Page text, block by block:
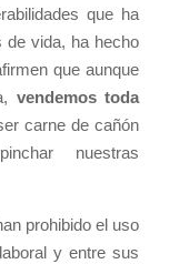
que ha
de vida, ha hecho
que aunque
vendemos toda
carne de cañón
nuestras
prohibido el uso
y entre sus